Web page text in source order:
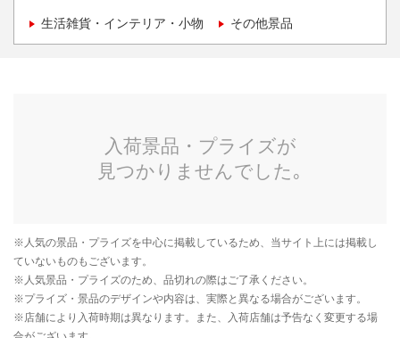
生活雑貨・インテリア・小物 その他景品